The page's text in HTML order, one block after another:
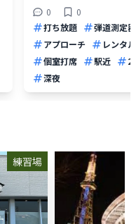
0
0
打ち放題
弾道測定器
アプローチ
レンタ
個室打席
駅近
深夜
練習場